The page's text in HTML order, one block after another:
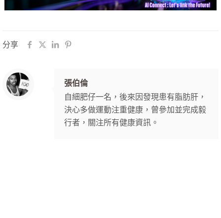
分享
張伯倫
自細肥仔一名，後來因發現患有脂肪肝，
決心多做運動注重健康，曾參加並完成毅
行者，關注所有健康資訊。